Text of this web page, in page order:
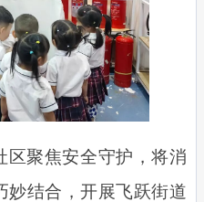
区聚焦安全守护，将消
妙结合，开展飞跃街道